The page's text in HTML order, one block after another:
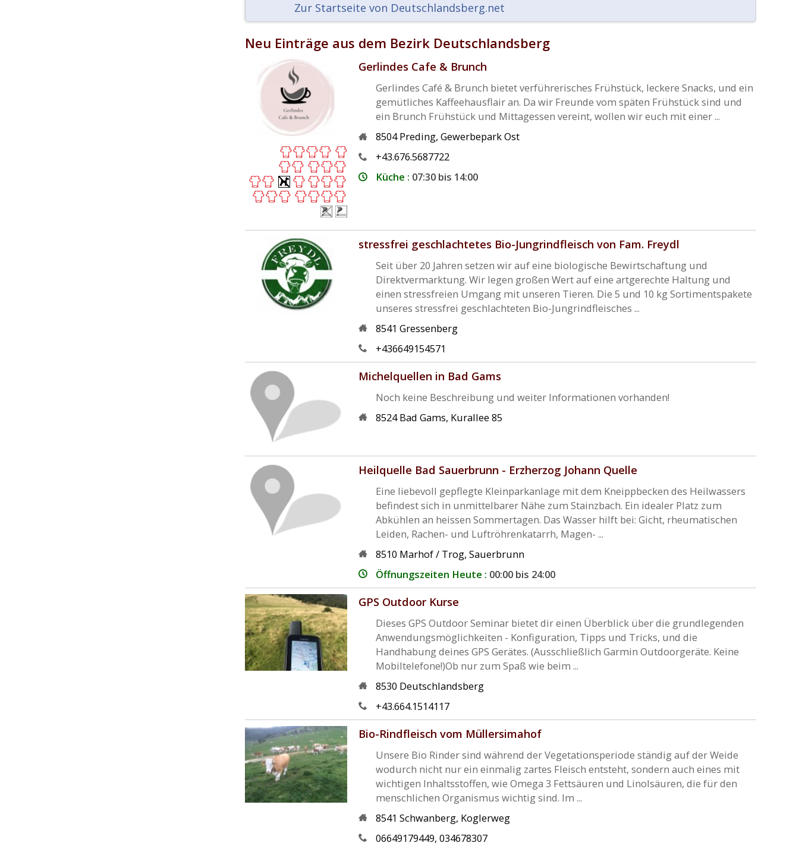
Zur Startseite von Deutschlandsberg.net
Neu Einträge aus dem Bezirk Deutschlandsberg
Gerlindes Cafe & Brunch
Gerlindes Café & Brunch bietet verführerisches Frühstück, leckere Snacks, und ein
gemütliches Kaffeehausflair an. Da wir Freunde vom späten Frühstück sind und
ein Brunch Frühstück und Mittagessen vereint, wollen wir euch mit einer ...
8504 Preding,Gewerbepark Ost
+43.676.5687722
Küche : 07:30 bis 14:00
stressfrei geschlachtetes Bio-Jungrindfleisch von Fam. Freydl
Seit über 20 Jahren setzen wir auf eine biologische Bewirtschaftung und
Direktvermarktung. Wir legen großen Wert auf eine artgerechte Haltung und
einen stressfreien Umgang mit unseren Tieren. Die 5 und 10 kg Sortimentspakete
unseres stressfrei geschlachteten Bio-Jungrindfleisches ...
8541 Gressenberg
+436649154571
Michelquellen in Bad Gams
Noch keine Beschreibung und weiter Informationen vorhanden!
8524 Bad Gams, Kurallee 85
Heilquelle Bad Sauerbrunn - Erzherzog Johann Quelle
Eine liebevoll gepflegte Kleinparkanlage mit dem Kneippbecken des Heilwassers
befindest sich in unmittelbarer Nähe zum Stainzbach. Ein idealer Platz zum
Abkühlen an heissen Sommertagen. Das Wasser hilft bei: Gicht, rheumatischen
Leiden, Rachen- und Luftröhrenkatarrh, Magen- ...
8510 Marhof / Trog,Sauerbrunn
Öffnungszeiten Heute : 00:00 bis 24:00
GPS Outdoor Kurse
Dieses GPS Outdoor Seminar bietet dir einen Überblick über die grundlegenden
Anwendungsmöglichkeiten - Konfiguration, Tipps und Tricks, und die
Handhabung deines GPS Gerätes. (Ausschließlich Garmin Outdoorgeräte. Keine
Mobiltelefone!)Ob nur zum Spaß wie beim ...
8530 Deutschlandsberg
+43.664.1514117
Bio-Rindfleisch vom Müllersimahof
Unsere Bio Rinder sind während der Vegetationsperiode ständig auf der Weide
wodurch nicht nur ein einmalig zartes Fleisch entsteht, sondern auch eines mit
wichtigen Inhaltsstoffen, wie Omega 3 Fettsäuren und Linolsäuren, die für den
menschlichen Organismus wichtig sind. Im ...
8541 Schwanberg, Koglerweg
06649179449, 034678307